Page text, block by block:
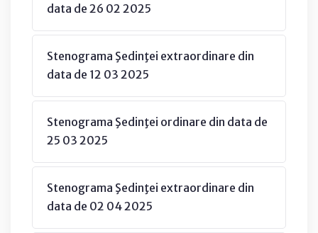
data de 26 02 2025
Stenograma Şedinţei extraordinare din
data de 12 03 2025
Stenograma Şedinţei ordinare din data de
25 03 2025
Stenograma Şedinţei extraordinare din
data de 02 04 2025